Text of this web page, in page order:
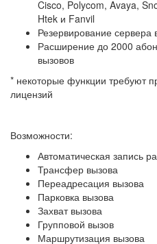
Cisco, Polycom, Avaya,
Htek и Fanvil
Резервирование сервера
Расширение до 2000
вызовов
* некоторые функции требуют
лицензий
Возможности:
Автоматическая запись
Трансфер вызова
Переадресация вызова
Парковка вызова
Захват вызова
Групповой вызов
Маршрутизация вызова